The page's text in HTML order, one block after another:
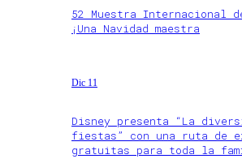
52 Muestra Internacional
¡Una Navidad maestra
Dic 11
Disney presenta “La
fiestas” con una ruta de
gratuitas para toda la